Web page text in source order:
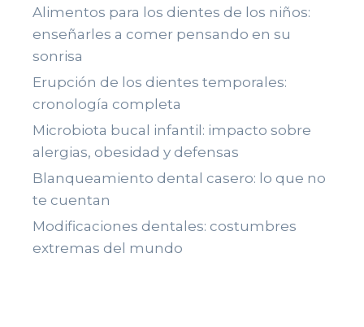
Alimentos para los dientes de los niños:
enseñarles a comer pensando en su
sonrisa
Erupción de los dientes temporales:
cronología completa
Microbiota bucal infantil: impacto sobre
alergias, obesidad y defensas
Blanqueamiento dental casero: lo que no
te cuentan
Modificaciones dentales: costumbres
extremas del mundo